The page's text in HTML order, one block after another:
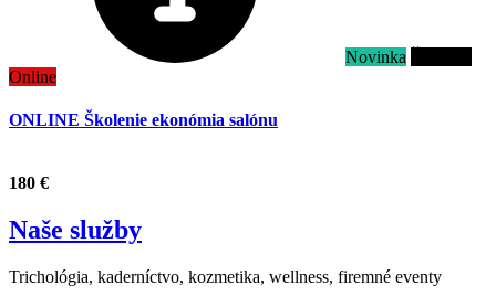
Novinka
Online
ONLINE Školenie ekonómia salónu
180 €
Naše služby
Trichológia, kaderníctvo, kozmetika, wellness, firemné eventy